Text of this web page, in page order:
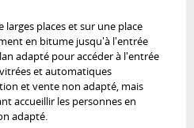
larges places et sur une place
en bitume jusqu'à l'entrée
adapté pour accéder à l'entrée
et automatiques
et vente non adapté, mais
accueillir les personnes en
adapté.